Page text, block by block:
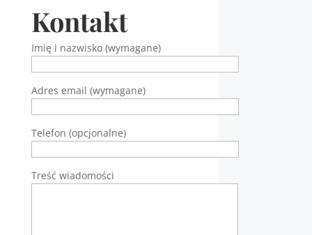
Kontakt
Imię i nazwisko (wymagane)
Adres email (wymagane)
Telefon (opcjonalne)
Treść wiadomości